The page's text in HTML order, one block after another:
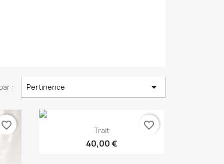
: Pertinence 
favorite_border
Aperçu rapide
Trait
40,00 €
favorite_border